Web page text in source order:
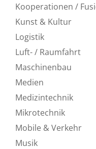
Kooperationen /
Kunst & Kultur
Logistik
Luft- / Raumfahrt
Maschinenbau
Medien
Medizintechnik
Mikrotechnik
Mobile & Verkehr
Musik